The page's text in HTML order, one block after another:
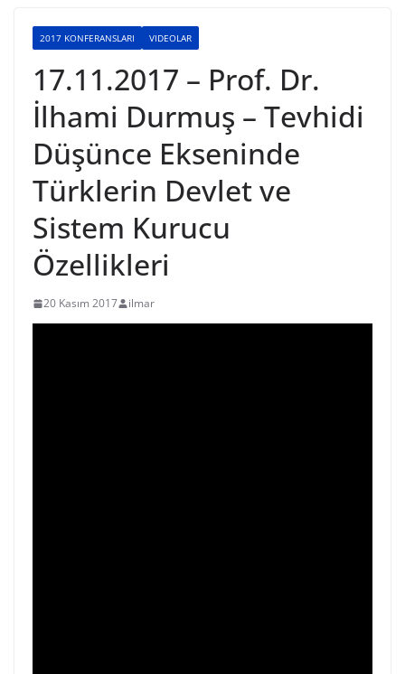
2017 KONFERANSLARI VIDEOLAR
17.11.2017 – Prof. Dr.
İlhami Durmuş – Tevhidi
Düşünce Ekseninde
Türklerin Devlet ve
Sistem Kurucu
Özellikleri
20 Kasım 2017 ilmar